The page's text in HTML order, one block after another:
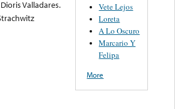
Valladares.
Vete Lejos
Loreta
A Lo Oscuro
Marcario Y
Felipa
More